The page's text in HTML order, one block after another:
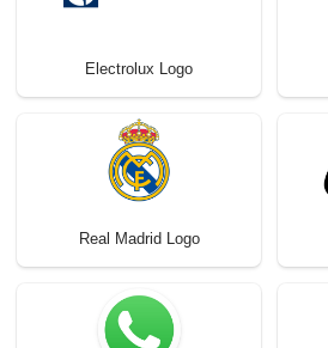
Electrolux Logo
Real Madrid Logo